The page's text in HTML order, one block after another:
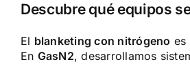
Descubre qué equipos
El blanketing con nitrógeno es
En GasN2, desarrollamos